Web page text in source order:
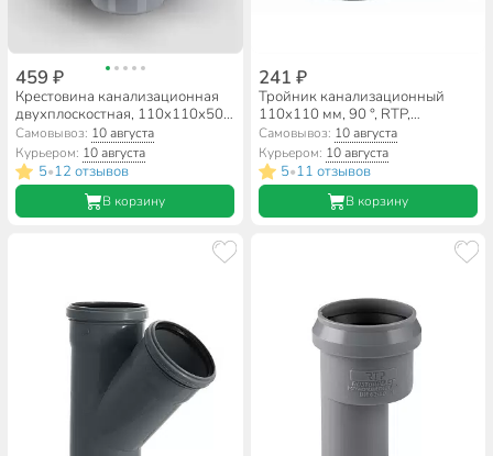
459 ₽
Крестовина канализационная
двухплоскостная, 110х110х50
мм, 90 °, левый+правая, RTP,
36542
Самовывоз: 10 августа
Курьером: 10 августа
5•12 отзывов
В корзину
241 ₽
Тройник канализационный
110х110 мм, 90 °, RTP,
полипропилен, 36574
Самовывоз: 10 августа
Курьером: 10 августа
5•11 отзывов
В корзину